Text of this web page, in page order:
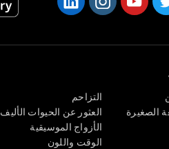
الصغيرة
التزاحم
العثور عن الحيوات الأليف
الأزواج الموسيقية
الوقت واللون